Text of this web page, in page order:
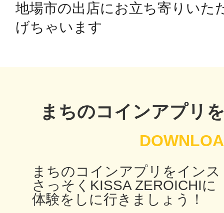
地場市の出店にお立ち寄りいた
げちゃいます
まちのコインアプリ
まちのコインアプリをイン
さっそくKISSA ZEROICHIに
体験をしに行きましょう！